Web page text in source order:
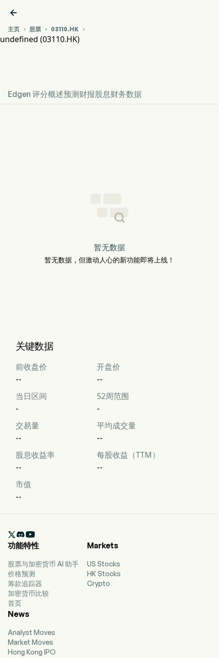

主页  股票  03110.HK 
undefined (03110.HK)
Edgen 评分概述预测 财报股息财务数据
暂无数据
暂无数据，但激动人心的新功能即将上线！
关键数据
前收盘价
--
开盘价
--
当日区间
-
52周范围
-
交易量
--
平均成交量
--
股息收益率
--
每股收益（TTM）
--
市值
--

功能特性
股票与加密货币 AI 助手
价格预测
筹款追踪器
加密货币比较
首页
Markets
US Stocks
HK Stocks
Crypto
News
Analyst Moves
Market Moves
Hong Kong IPO